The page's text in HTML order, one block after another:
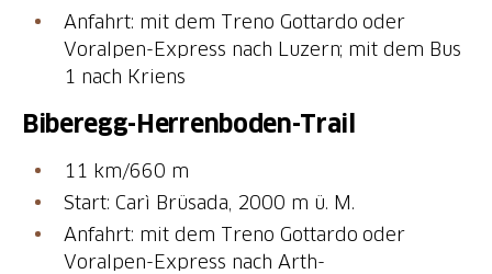
Anfahrt: mit dem Treno Gottardo oder
Voralpen-Express nach Luzern; mit dem Bus
1 nach Kriens
Biberegg-Herrenboden-Trail
11 km/660 m
Start: Carì Brüsada, 2000 m ü. M.
Anfahrt: mit dem Treno Gottardo oder
Voralpen-Express nach Arth-